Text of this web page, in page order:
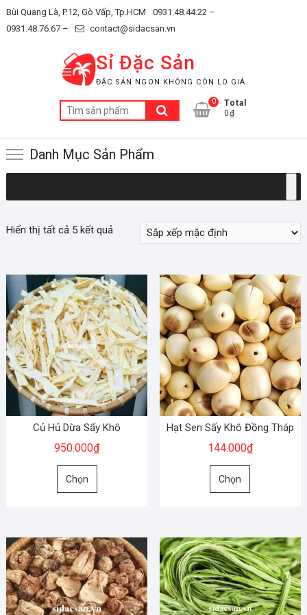
Skip
to
Bùi Quang Là, P.12, Gò Vấp, Tp.HCM
0931.48.44.22 –
0931.48.76.67 –
contact@sidacsan.vn
Sỉ Đặc Sản
ĐẶC SẢN NGON KHÔNG CÒN LO GIÁ
Tìm
kiếm:
0
Total
0₫
Danh Mục Sản Phẩm
Hiển thị tất cả 5 kết quả
Củ Hủ Dừa Sấy Khô
950.000₫
Chọn
Sản
nhiều
biến
thể.
Các
tùy
Hạt Sen Sấy Khô Đồng Tháp
144.000₫
Chọn
Sản
nhiều
biến
thể.
Các
tùy